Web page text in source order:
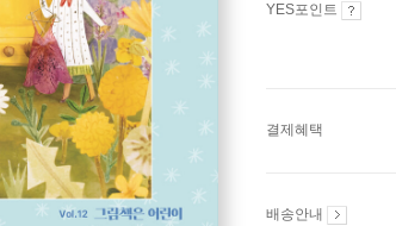
YES포인트
결제혜택
배송안내